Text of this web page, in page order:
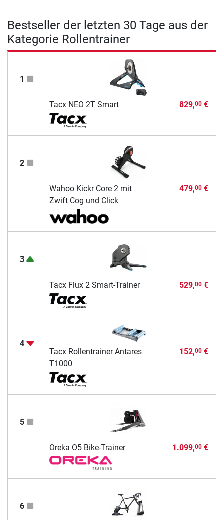
Bestseller der letzten 30 Tage aus der
Kategorie Rollentrainer
1
Tacx NEO 2T Smart 829,00€
2
Wahoo Kickr Core 2 mit
Zwift Cog und Click
479,00€
3
Tacx Flux 2 Smart-Trainer 529,00€
4
Tacx Rollentrainer Antares
T1000
152,00€
5
Oreka O5 Bike-Trainer 1.099,00€
6